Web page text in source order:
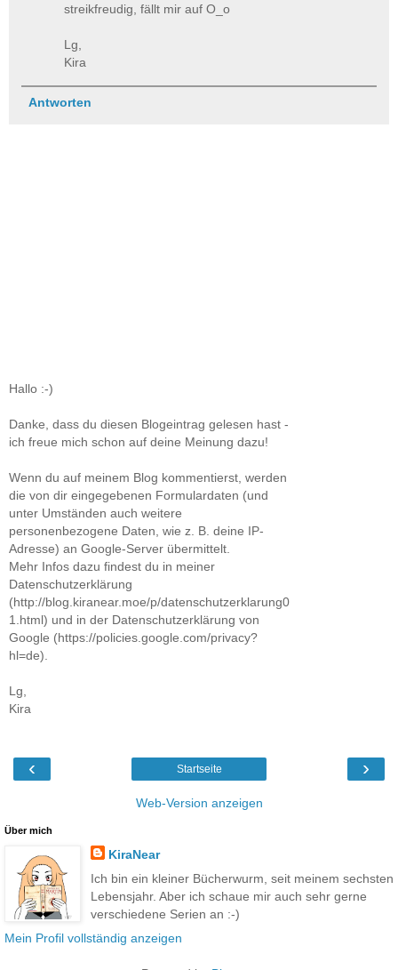
streikfreudig, fällt mir auf O_o
Lg,
Kira
Antworten
Hallo :-)
Danke, dass du diesen Blogeintrag gelesen hast -
ich freue mich schon auf deine Meinung dazu!
Wenn du auf meinem Blog kommentierst, werden
die von dir eingegebenen Formulardaten (und
unter Umständen auch weitere
personenbezogene Daten, wie z. B. deine IP-
Adresse) an Google-Server übermittelt.
Mehr Infos dazu findest du in meiner
Datenschutzerklärung
(http://blog.kiranear.moe/p/datenschutzerklarung0
1.html) und in der Datenschutzerklärung von
Google (https://policies.google.com/privacy?
hl=de).
Lg,
Kira
‹ ›
Startseite
Web-Version anzeigen
Über mich
KiraNear
Ich bin ein kleiner Bücherwurm, seit meinem sechsten
Lebensjahr. Aber ich schaue mir auch sehr gerne
verschiedene Serien an :-)
Mein Profil vollständig anzeigen